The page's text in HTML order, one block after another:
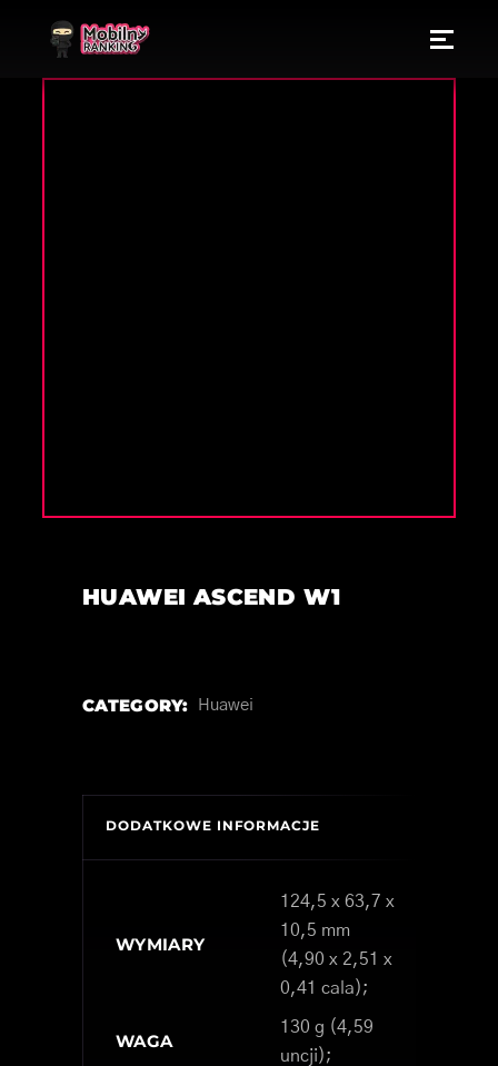
HUAWEI ASCEND W1
CATEGORY: Huawei
DODATKOWE INFORMACJE
WYMIARY
124,5 x 63,7 x
10,5 mm
(4,90 x 2,51 x
0,41 cala);
WAGA
130 g (4,59
uncji);